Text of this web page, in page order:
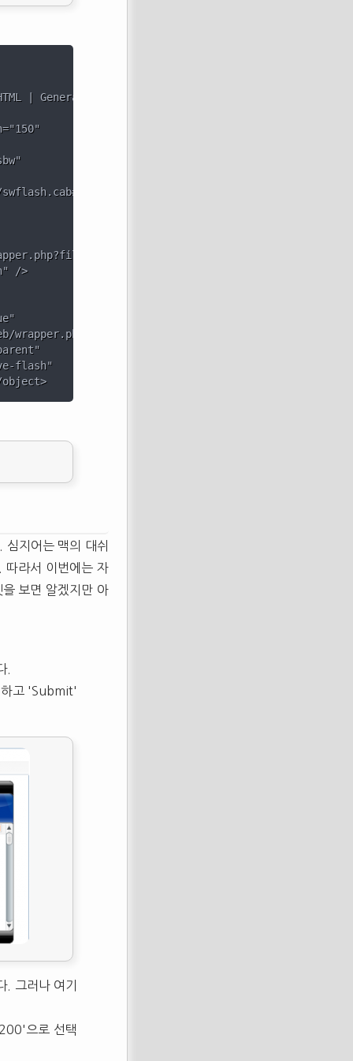
| Generated on 06/07/2008 -->
/>
/>
wrapper.php?file=39715.sbw"
flash"
지어는 맥의 대쉬
따라서 이번에는 자
보면 알겠지만 아
.
하고 'Submit'
그러나 여기
으로 선택